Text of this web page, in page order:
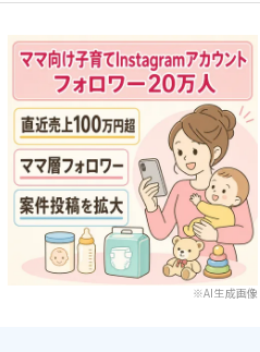
※AI生成画像